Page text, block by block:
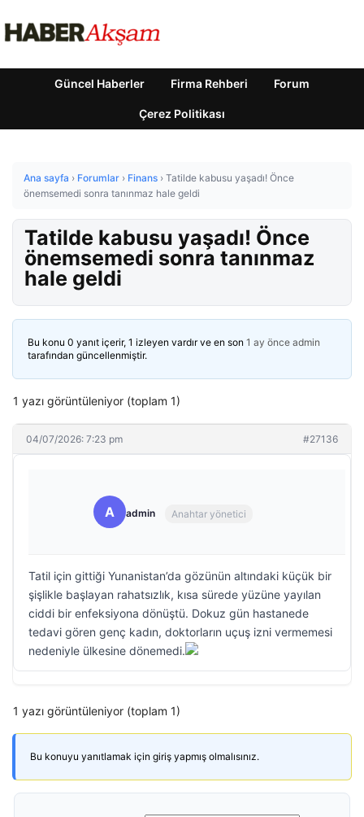
Güncel Haberler Firma Rehberi Forum
Çerez Politikası
Ana sayfa › Forumlar › Finans › Tatilde kabusu yaşadı! Önce
önemsemedi sonra tanınmaz hale geldi
Tatilde kabusu yaşadı! Önce
önemsemedi sonra tanınmaz
hale geldi
Bu konu 0 yanıt içerir, 1 izleyen vardır ve en son 1 ay önce admin
tarafından güncellenmiştir.
1 yazı görüntüleniyor (toplam 1)
04/07/2026: 7:23 pm #27136
A admin Anahtar yönetici
Tatil için gittiği Yunanistan’da gözünün altındaki küçük bir
şişlikle başlayan rahatsızlık, kısa sürede yüzüne yayılan
ciddi bir enfeksiyona dönüştü. Dokuz gün hastanede
tedavi gören genç kadın, doktorların uçuş izni vermemesi
nedeniyle ülkesine dönemedi.
1 yazı görüntüleniyor (toplam 1)
Bu konuyu yanıtlamak için giriş yapmış olmalısınız.